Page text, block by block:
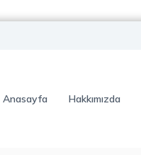
Anasayfa Hakkımızda